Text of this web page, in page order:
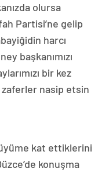
olursa
Partisi’ne gelip
harcı
başkanımızı
bir kez
nasip etsin
kat ettiklerini
konuşma